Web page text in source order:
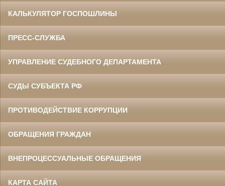
КАЛЬКУЛЯТОР ГОСПОШЛИНЫ
ПРЕСС-СЛУЖБА
УПРАВЛЕНИЕ СУДЕБНОГО ДЕПАРТАМЕНТА
СУДЫ СУБЪЕКТА РФ
ПРОТИВОДЕЙСТВИЕ КОРРУПЦИИ
ОБРАЩЕНИЯ ГРАЖДАН
ВНЕПРОЦЕССУАЛЬНЫЕ ОБРАЩЕНИЯ
КАРТА САЙТА